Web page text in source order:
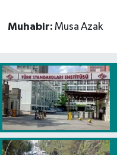
Muhabir: Musa Azak